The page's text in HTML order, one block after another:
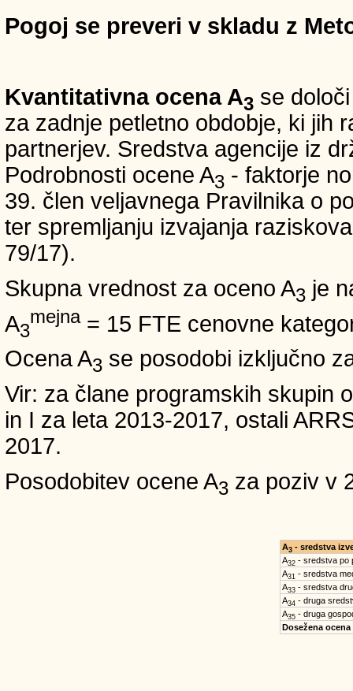
Pogoj se preveri v skladu z
Kvantitativna ocena A3 se
za zadnje petletno obdobje, ki jih
partnerjev. Sredstva agencije iz
Podrobnosti ocene A3 - faktorje
39. člen veljavnega Pravilnika o
ter spremljanju izvajanja
79/17).
Skupna vrednost za oceno A3 je
A3
mejna= 15 FTE cenovne
Ocena A3 se posodobi izključno
Vir: za člane programskih skupin
in I za leta 2013-2017, ostali
2017.
Posodobitev ocene A3 za poziv v
A3- sredstva
A32- sredstva po
A31 - sredstva
A33- sredstva
A34 - druga
A35- druga
Dosežena ocena